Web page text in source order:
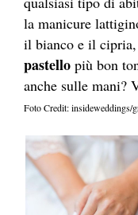
la manicure
il bianco e il
pastello più bon
anche sulle mani?
Foto Credit: insideweddings/